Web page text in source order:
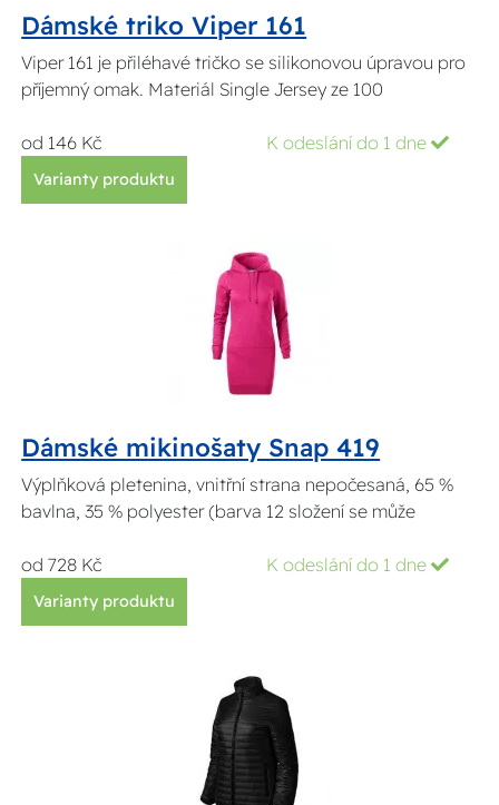
Dámské triko Viper 161
Viper 161 je přiléhavé tričko se silikonovou úpravou pro
příjemný omak. Materiál Single Jersey ze 100
od 146 Kč K odeslání do 1 dne
Varianty produktu
Dámské mikinošaty Snap 419
Výplňková pletenina, vnitřní strana nepočesaná, 65 %
bavlna, 35 % polyester (barva 12 složení se může
od 728 Kč K odeslání do 1 dne
Varianty produktu